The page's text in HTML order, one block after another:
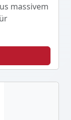
massivem